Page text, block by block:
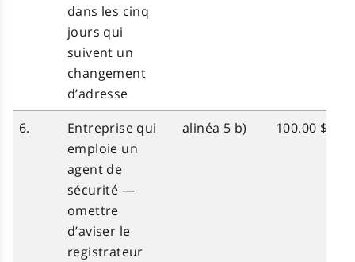
dans les cinq
jours qui
suivent un
changement
d’adresse
6.
Entreprise qui
emploie un
agent de
sécurité —
omettre
d’aviser le
registrateur
alinéa 5 b) 100.00 $